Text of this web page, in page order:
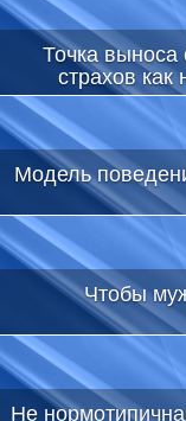
Точка выноса
страхов
Модель
Чтобы
Не